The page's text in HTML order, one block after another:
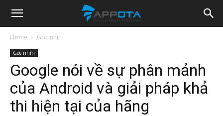
Appota
News
Home Góc nhìn
Góc nhìn
Google nói về sự phân mảnh
của Android và giải pháp khả
thi hiện tại của hãng